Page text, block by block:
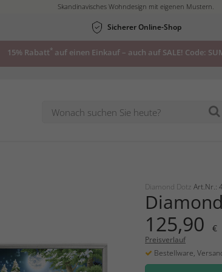
Skandinavisches Wohndesign mit eigenen Mustern.
Sicherer Online-Shop
15% Rabatt* auf einen Einkauf – auch auf SALE! Code:
Diamond Dotz Art.Nr.:
125,90 €
Preisverlauf
Bestellware,